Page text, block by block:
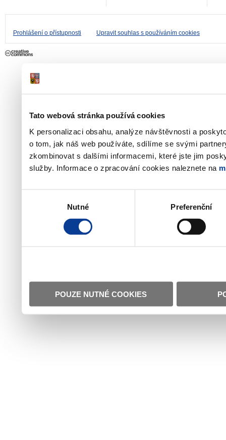
Tato webová stránka používá cookies
K personalizaci obsahu, analýze návštěvnosti a
o tom, jak náš web používáte, sdílíme se svými
zkombinovat s dalšími informacemi, které jste jim
služby. Informace o zpracování cookies naleznete na
Nutné Preferenční
POUZE NUTNÉ COOKIES
Prohlášení o přístupnosti Upravit souhlas s používáním cookies